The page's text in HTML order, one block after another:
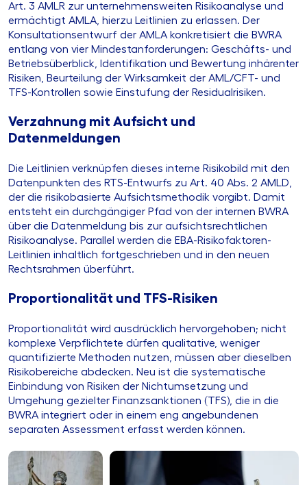
Art. 3 AMLR zur unternehmensweiten Risikoanalyse und
ermächtigt AMLA, hierzu Leitlinien zu erlassen. Der
Konsultationsentwurf der AMLA konkretisiert die BWRA
entlang von vier Mindestanforderungen: Geschäfts- und
Betriebsüberblick, Identifikation und Bewertung inhärenter
Risiken, Beurteilung der Wirksamkeit der AML/CFT- und
TFS-Kontrollen sowie Einstufung der Residualrisiken.
Verzahnung mit Aufsicht und
Datenmeldungen
Die Leitlinien verknüpfen dieses interne Risikobild mit den
Datenpunkten des RTS-Entwurfs zu Art. 40 Abs. 2 AMLD,
der die risikobasierte Aufsichtsmethodik vorgibt. Damit
entsteht ein durchgängiger Pfad von der internen BWRA
über die Datenmeldung bis zur aufsichtsrechtlichen
Risikoanalyse. Parallel werden die EBA-Risikofaktoren-
Leitlinien inhaltlich fortgeschrieben und in den neuen
Rechtsrahmen überführt.
Proportionalität und TFS-Risiken
Proportionalität wird ausdrücklich hervorgehoben; nicht
komplexe Verpflichtete dürfen qualitative, weniger
quantifizierte Methoden nutzen, müssen aber dieselben
Risikobereiche abdecken. Neu ist die systematische
Einbindung von Risiken der Nichtumsetzung und
Umgehung gezielter Finanzsanktionen (TFS), die in die
BWRA integriert oder in einem eng angebundenen
separaten Assessment erfasst werden können.